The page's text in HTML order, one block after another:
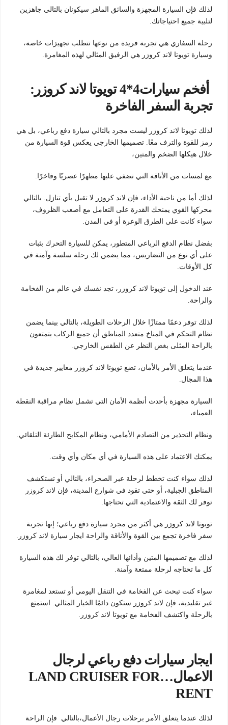
لذلك فإن السيارة المجهزة والسائق الماهر سيكونان بالتالي جاهزين
لتلبية جميع احتياجاتك.
رحلة السفاري هي تجربة فريدة من نوعها تتطلب تجهيزات خاصة،
وسيارة تويوتا لاند كروزر هي الرفيق المثالي لهذه المغامرة.
أفخم سيارات4*4
تويوتا لاند كروزر:
تجربة السفر الفاخرة
لذلك تويوتا لاند كروزر ليست مجرد بالتالي سيارة دفع رباعي، بل هي
رمز للقوة والترف معًا. تصميمها الخارجي يعكس قوة السيارة من
خلال هيكلها الضخم والمتين،
مع لمسات من الأناقة التي تضفي عليها مظهرًا عصريًا وفاخرًا.
لذلك أما من ناحية الأداء، فإن لاند كروزر لا تقبل بأي تنازل. بالتالي
محركها القوي يمنحك القدرة على التعامل مع أصعب الظروف،
سواء كانت على الطرق الوعرة أو في المدن.
بفضل نظام الدفع الرباعي المتطور، يمكن للسيارة التحرك بثبات
على أي نوع من التضاريس، مما يضمن لك رحلة سلسة وآمنة في
كل الأوقات.
عند الدخول إلى تويوتا لاند كروزر، تجد نفسك في عالم من الفخامة
والراحة.
لذلك توفر دعمًا ممتازًا خلال الرحلات الطويلة، بالتالي بينما يضمن
نظام التحكم في المناخ متعدد المناطق أن جميع الركاب يتمتعون
بالراحة المثلى بغض النظر عن الطقس الخارجي.
عندما يتعلق الأمر بالأمان، تضع تويوتا لاند كروزر معايير جديدة في
هذا المجال.
السيارة مجهزة بأحدث أنظمة الأمان التي تشمل نظام مراقبة النقطة
العمياء،
ونظام التحذير من التصادم الأمامي، ونظام المكابح الطارئة التلقائي.
يمكنك الاعتماد على هذه السيارة في أي مكان وأي وقت.
لذلك سواء كنت تخطط لرحلة عبر الصحراء، بالتالي أو تستكشف
المناطق الجبلية، أو حتى تقود في شوارع المدينة، فإن لاند كروزر
توفر لك الثقة والاعتمادية التي تحتاجها.
تويوتا لاند كروزر هي أكثر من مجرد سيارة دفع رباعي؛ إنها تجربة
سفر فاخرة تجمع بين القوة والأناقة والراحة ايجار سيارة لاند كروزر.
لذلك مع تصميمها المتين وأدائها العالي، بالتالي توفر لك هذه السيارة
كل ما تحتاجه لرحلة ممتعة وآمنة.
سواء كنت تبحث عن الفخامة في التنقل اليومي أو تستعد لمغامرة
غير تقليدية، فإن لاند كروزر ستكون دائمًا الخيار المثالي. استمتع
بالرحلة واكتشف الفخامة مع تويوتا لاند كروزر.
ايجار سيارات دفع رباعي لرجال
الاعمال…LAND CRUISER FOR
RENT
لذلك عندما يتعلق الأمر برحلات رجال الأعمال،بالتالي فإن الراحة